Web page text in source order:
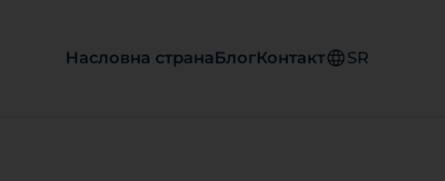
Насловна странаБлогКонтакт SR